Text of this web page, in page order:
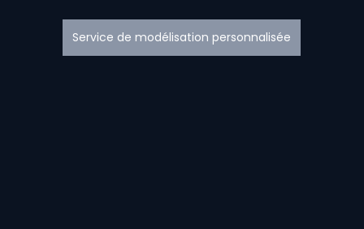
Service de modélisation personnalisée